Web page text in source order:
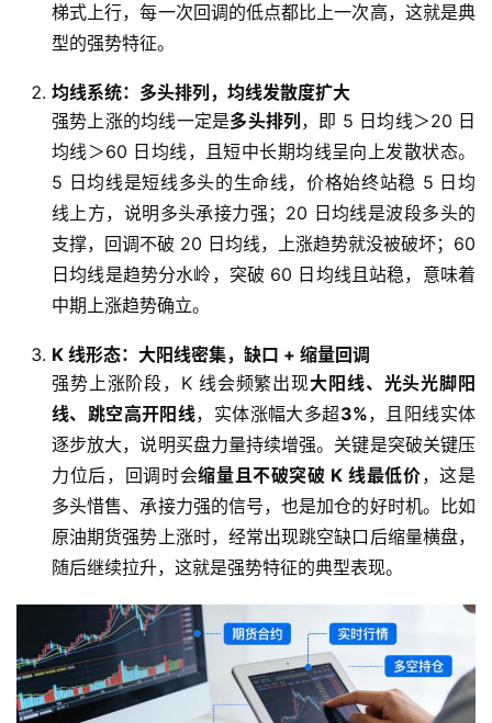
梯式上行，每一次回调的低点都比上一次高，这就是典
型的强势特征。
均线系统：多头排列，均线发散度扩大
强势上涨的均线一定是多头排列 ，即 5 日均线＞20 日
均线＞60 日均线，且短中长期均线呈向上发散状态。
5 日均线是短线多头的生命线，价格始终站稳 5 日均
线上方，说明多头承接力强；20 日均线是波段多头的
支撑，回调不破 20 日均线，上涨趋势就没被破坏；60
日均线是趋势分水岭，突破 60 日均线且站稳，意味着
中期上涨趋势确立。
K 线形态：大阳线密集，缺口 + 缩量回调
强势上涨阶段，K 线会频繁出现大阳线、光头光脚阳
线、跳空高开阳线，实体涨幅大多超3%，且阳线实体
逐步放大，说明买盘力量持续增强。关键是突破关键压
力位后，回调时会缩量且不破突破 K 线最低价，这是
多头惜售、承接力强的信号，也是加仓的好时机。比如
原油期货强势上涨时，经常出现跳空缺口后缩量横盘，
随后继续拉升，这就是强势特征的典型表现。